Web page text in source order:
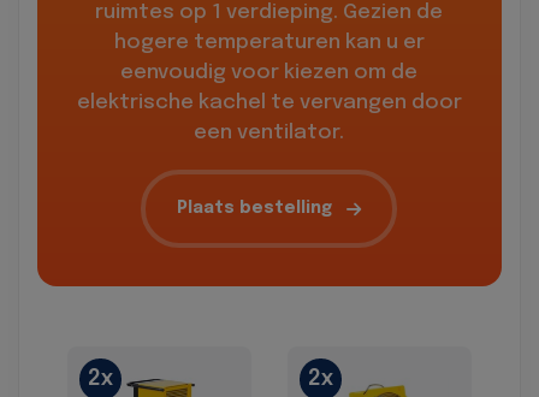
ruimtes op 1 verdieping. Gezien de
hogere temperaturen kan u er
eenvoudig voor kiezen om de
elektrische kachel te vervangen door
een ventilator.
Plaats bestelling
2x 2x